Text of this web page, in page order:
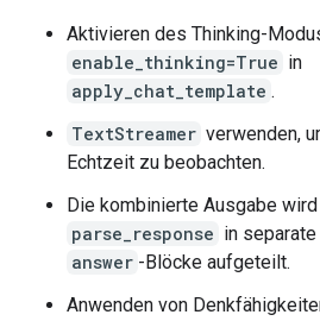
4.  **Final Polish and
*   *Identification:*
*   *Setting:* Describe
*   *Details:* Mention
5.  **Review against the
=== Answer ===
This image shows the
Aktivieren des Thinking-
enable_thinking=True in
apply_chat_template .
TextStreamer verwenden,
Echtzeit zu beobachten.
Die kombinierte Ausgabe
parse_response in separate
answer -Blöcke aufgeteilt.
Anwenden von